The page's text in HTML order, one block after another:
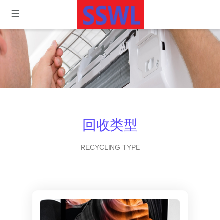
回收类型
RECYCLING TYPE